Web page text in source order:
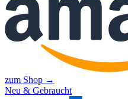
zum Shop →
Neu & Gebraucht